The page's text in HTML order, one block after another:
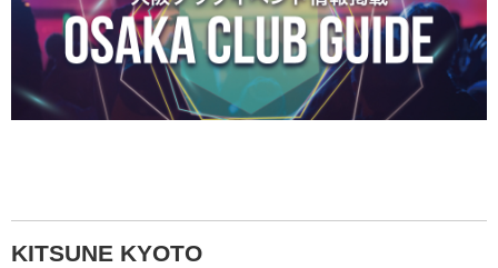
KITSUNE KYOTO